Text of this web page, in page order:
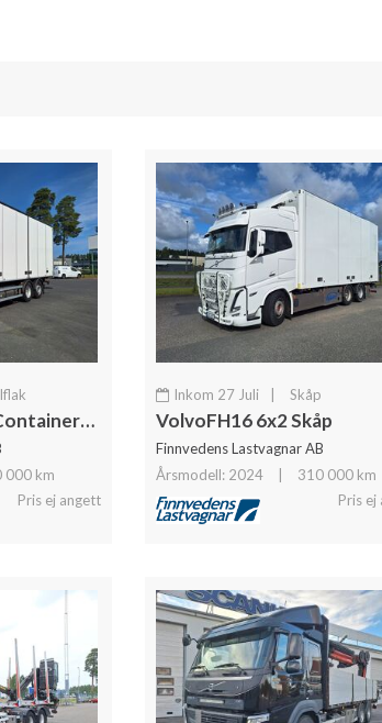
Volvo FH 6x2 LNG Containerrede
000 km
Pris ej angett
Inkom 27 Juli Skåp
VolvoFH16 6x2 Skåp
Finnvedens Lastvagnar AB
Årsmodell: 2024
310 000 km
Pris ej